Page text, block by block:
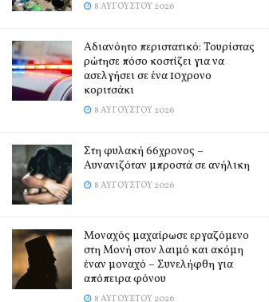
8 ΑΥΓΟΎΣΤΟΥ 2026
Αδιανόητο περιστατικό: Τουρίστας
ρώτησε πόσο κοστίζει για να
ασελγήσει σε ένα 10χρονο
κοριτσάκι
8 ΑΥΓΟΎΣΤΟΥ 2026
Στη φυλακή 66χρονος –
Αυνανιζόταν μπροστά σε ανήλικη
8 ΑΥΓΟΎΣΤΟΥ 2026
Μοναχός μαχαίρωσε εργαζόμενο
στη Μονή στον λαιμό και ακόμη
έναν μοναχό – Συνελήφθη για
απόπειρα φόνου
8 ΑΥΓΟΎΣΤΟΥ 2026